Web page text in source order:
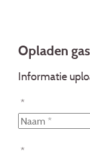
Opladen
Informatie
*
*